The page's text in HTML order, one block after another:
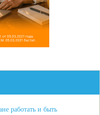
работать и быть